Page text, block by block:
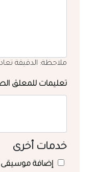
ملاحظة: الدقيقة تعادل 100 كلمة باللغة
تعليمات للمعلق
خدمات أخرى
إضافة موسيقى